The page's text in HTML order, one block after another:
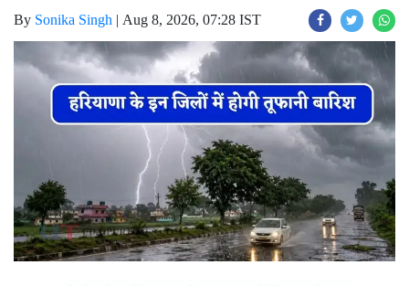
By Sonika Singh | Aug 8, 2026, 07:28 IST